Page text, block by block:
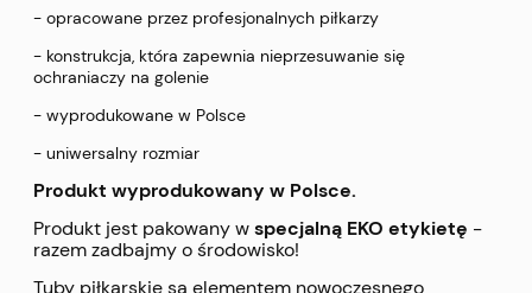
- opracowane przez profesjonalnych piłkarzy
- konstrukcja, która zapewnia nieprzesuwanie się
ochraniaczy na golenie
- wyprodukowane w Polsce
- uniwersalny rozmiar
Produkt wyprodukowany w Polsce.
Produkt jest pakowany wspecjalną EKO etykietę -
razem zadbajmy o środowisko!